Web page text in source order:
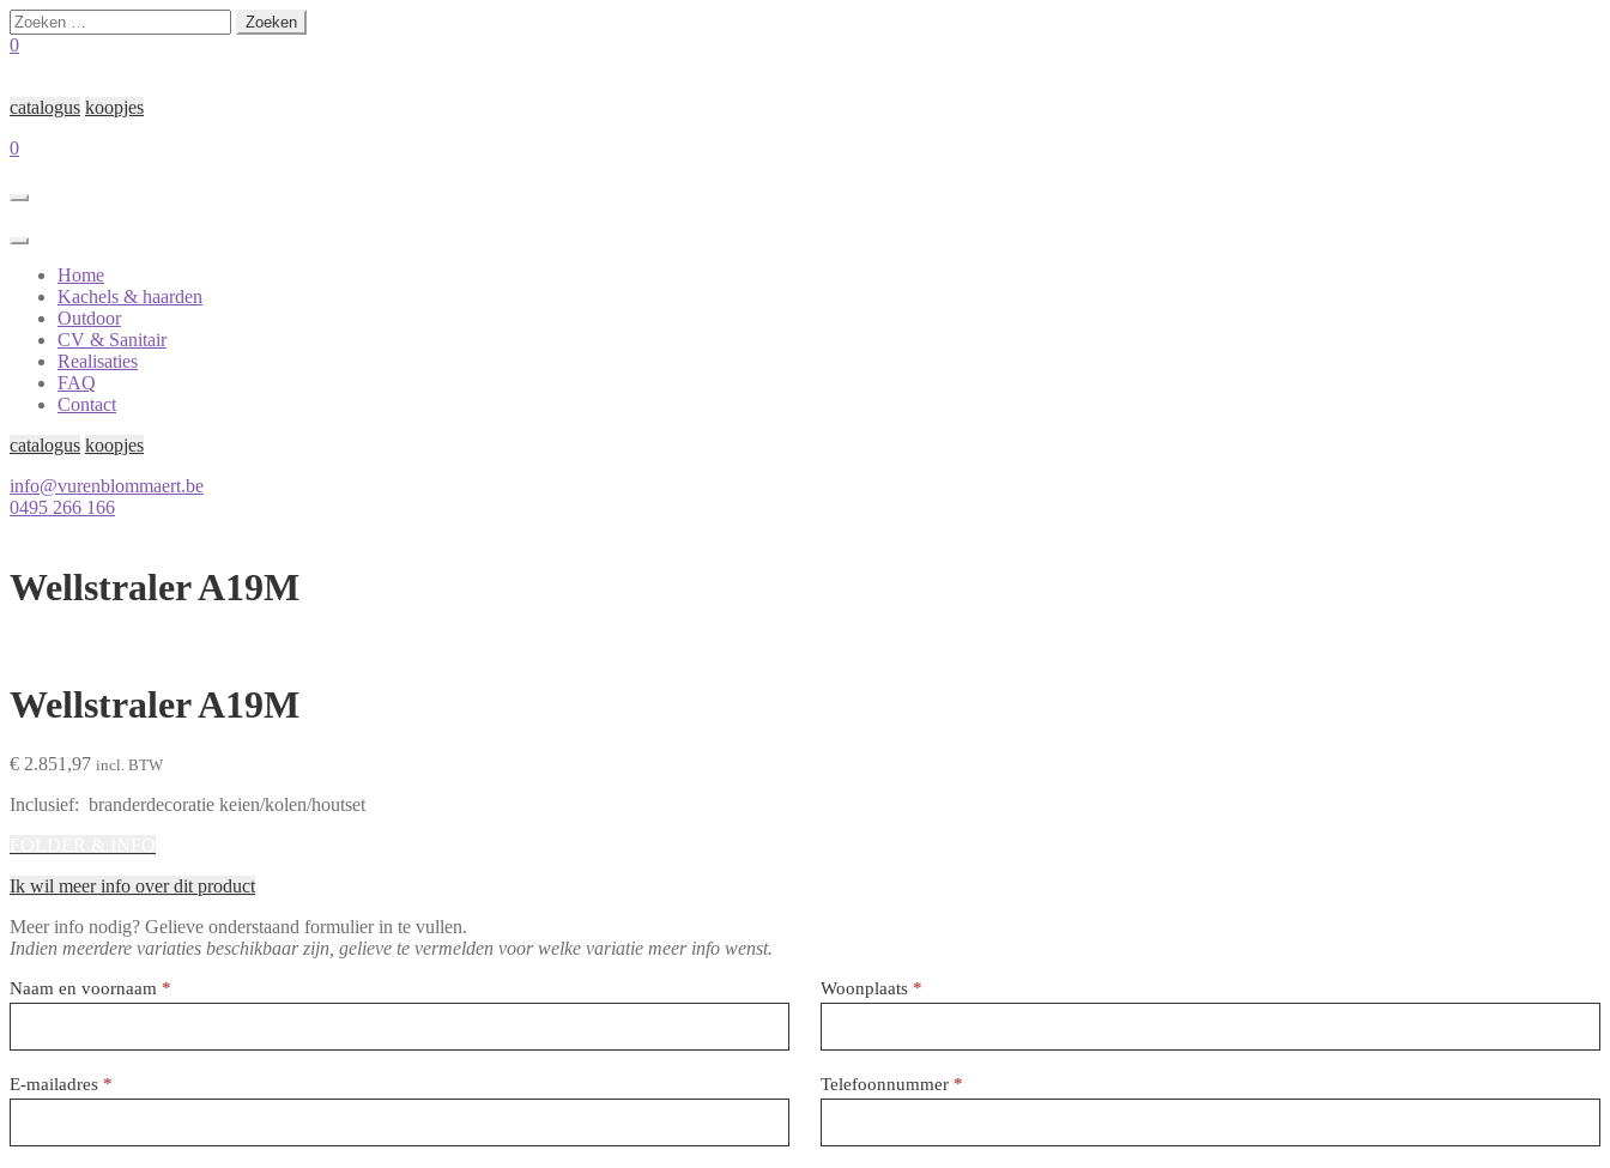
Zoeken
naar:
0
catalogus koopjes
0
Home
Kachels & haarden
Outdoor
CV & Sanitair
Realisaties
FAQ
Contact
catalogus koopjes
info@vurenblommaert.be
0495 266 166
Wellstraler A19M
Wellstraler A19M
€ 2.851,97 incl. BTW
Inclusief: branderdecoratie keien/kolen/houtset
Ik wil meer info over dit product
Meer info nodig? Gelieve onderstaand formulier in te vullen.
Indien meerdere variaties beschikbaar zijn, gelieve te vermelden voor welke variatie meer info wenst.
Reservatieformulier
Naam en voornaam * Woonplaats*
E-mailadres * Telefoonnummer*